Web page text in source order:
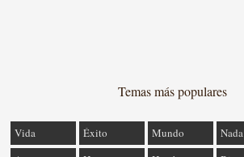
Temas más populares
Vida Éxito Mundo
Nada